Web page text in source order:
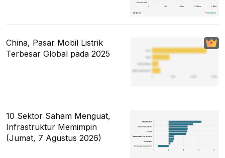
China, Pasar Mobil Listrik
Terbesar Global pada 2025
10 Sektor Saham Menguat,
Infrastruktur Memimpin
(Jumat, 7 Agustus 2026)